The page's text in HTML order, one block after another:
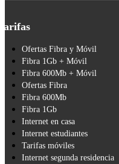
Ofertas Fibra y Móvil
Fibra 1Gb + Móvil
Fibra 600Mb + Móvil
Ofertas Fibra
Fibra 600Mb
Fibra 1Gb
Internet en casa
Internet estudiantes
Tarifas móviles
Internet segunda residencia